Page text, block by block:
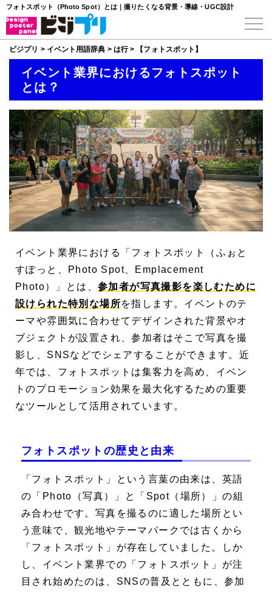
フォトスポット（Photo Spot）とは｜撮りたくなる背景・導線・UGC設計
ビジプリ > イベント用語辞典 > は行> 【フォトスポット】
イベント業界におけるフォトスポット
とは？
イベント業界における「 フォトスポット
（ふぉと
すぽっと、Photo Spot、Emplacement
Photo）」とは、 参加者が写真撮影を楽しむために
設けられた特別な場所を指します。イベントのテ
ーマや雰囲気に合わせてデザインされた背景やオ
ブジェクトが設置され、参加者はそこで写真を撮
影し、SNSなどでシェアすることができます。近
年では、フォトスポットは集客力を高め、イベン
トのプロモーション効果を最大化するための重要
なツールとして活用されています。
フォトスポットの歴史と由来
「フォトスポット」という言葉の由来は、英語
の「Photo（写真）」と「Spot（場所）」の組
み合わせです。写真を撮るのに適した場所とい
う意味で、観光地やテーマパークでは古くから
「フォトスポット」が存在していました。しか
し、イベント業界での「フォトスポット」が注
目され始めたのは、SNSの普及とともに、参加